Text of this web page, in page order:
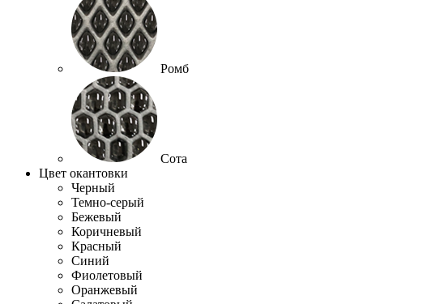
Ромб
Сота
Цвет окантовки
Черный
Темно-серый
Бежевый
Коричневый
Красный
Синий
Фиолетовый
Оранжевый